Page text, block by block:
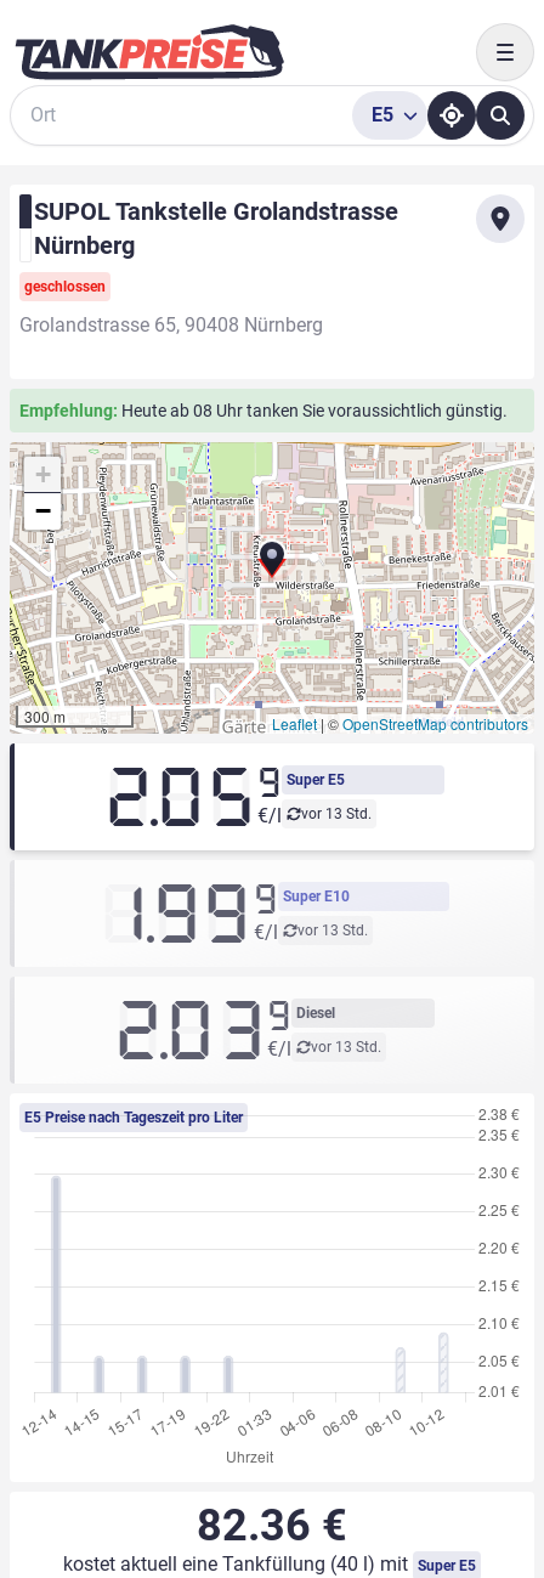
Suche
E5
SUPOL Tankstelle Grolandstrasse
Nürnberg
geschlossen
Grolandstrasse 65, 90408 Nürnberg
Empfehlung: Heute ab 08 Uhr tanken Sie voraussichtlich günstig.
+
−
300 m Leaflet|©OpenStreetMap contributors
Super E5
vor 13 Std.
2.059
€/l
Super E10
vor 13 Std.
1.99 9
€/l
Diesel
vor 13 Std.
2.039
€/l
E5 Preise nach Tageszeit pro Liter
82.36 €
kostet aktuell eine Tankfüllung (40 l) mit Super E5